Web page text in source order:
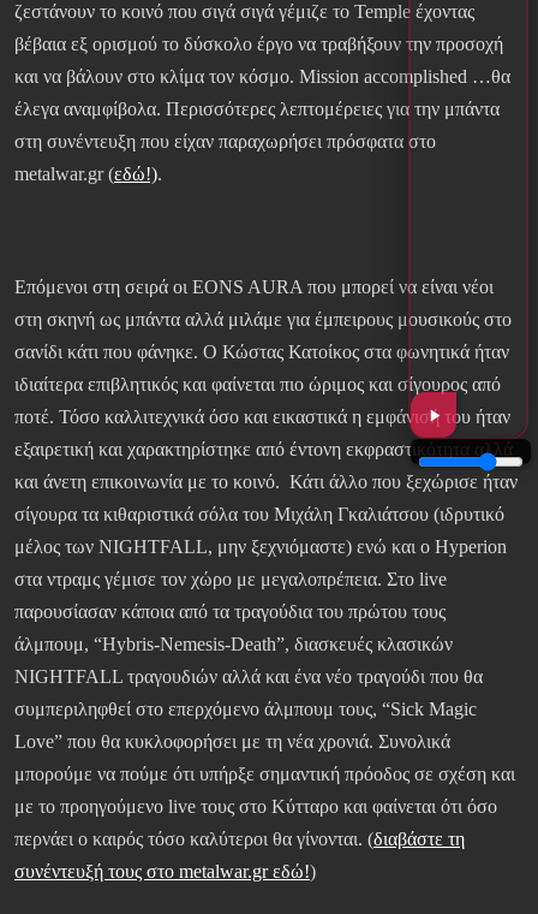
ζεστάνουν το κοινό που σιγά σιγά γέμιζε το Temple έχοντας
βέβαια εξ ορισμού το δύσκολο έργο να τραβήξουν την προσοχή
και να βάλουν στο κλίμα τον κόσμο. Mission accomplished …θα
έλεγα αναμφίβολα. Περισσότερες λεπτομέρειες για την μπάντα
στη συνέντευξη που είχαν παραχωρήσει πρόσφατα στο
metalwar.gr (εδώ!).
Επόμενοι στη σειρά οι EONS AURA που μπορεί να είναι νέοι
στη σκηνή ως μπάντα αλλά μιλάμε για έμπειρους μουσικούς στο
σανίδι κάτι που φάνηκε. Ο Κώστας Κατοίκος στα φωνητικά ήταν
ιδιαίτερα επιβλητικός και φαίνεται πιο ώριμος και σίγουρος από
ποτέ. Τόσο καλλιτεχνικά όσο και εικαστικά η εμφάνισή του ήταν
εξαιρετική και χαρακτηρίστηκε από έντονη εκφραστικότητα αλλά
και άνετη επικοινωνία με το κοινό. Κάτι άλλο που ξεχώρισε ήταν
σίγουρα τα κιθαριστικά σόλα του Μιχάλη Γκαλιάτσου (ιδρυτικό
μέλος των NIGHTFALL, μην ξεχνιόμαστε) ενώ και ο Hyperion
στα ντραμς γέμισε τον χώρο με μεγαλοπρέπεια. Στο live
παρουσίασαν κάποια από τα τραγούδια του πρώτου τους
άλμπουμ, “Hybris-Nemesis-Death”, διασκευές κλασικών
NIGHTFALL τραγουδιών αλλά και ένα νέο τραγούδι που θα
συμπεριληφθεί στο επερχόμενο άλμπουμ τους, “Sick Magic
Love” που θα κυκλοφορήσει με τη νέα χρονιά. Συνολικά
μπορούμε να πούμε ότι υπήρξε σημαντική πρόοδος σε σχέση και
με το προηγούμενο live τους στο Κύτταρο και φαίνεται ότι όσο
περνάει ο καιρός τόσο καλύτεροι θα γίνονται. (διαβάστε τη
συνέντευξή τους στο metalwar.gr εδώ!)